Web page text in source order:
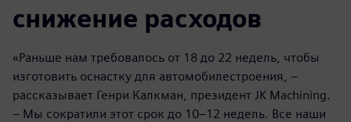
снижение расходов
«Раньше нам требовалось от 18 до 22 недель, чтобы
изготовить оснастку для автомобилестроения, –
рассказывает Генри Калкман, президент JK Machining.
– Мы сократили этот срок до 10–12 недель. Все наши